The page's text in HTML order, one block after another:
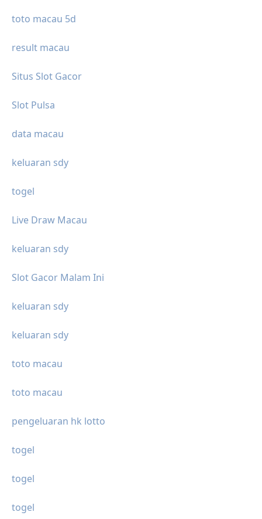
toto macau 5d
result macau
Situs Slot Gacor
Slot Pulsa
data macau
keluaran sdy
togel
Live Draw Macau
keluaran sdy
Slot Gacor Malam Ini
keluaran sdy
keluaran sdy
toto macau
toto macau
pengeluaran hk lotto
togel
togel
togel